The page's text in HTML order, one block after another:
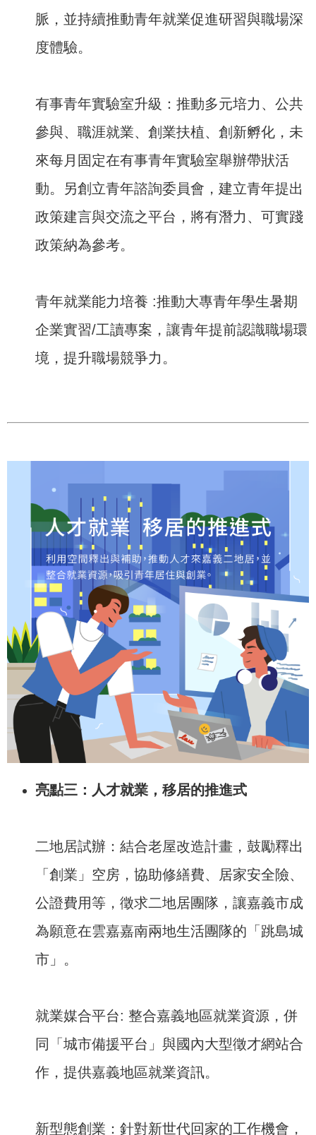
脈，並持續推動青年就業促進研習與職場深
度體驗。
有事青年實驗室升級：推動多元培力、公共
參與、職涯就業、創業扶植、創新孵化，未
來每月固定在有事青年實驗室舉辦帶狀活
動。另創立青年諮詢委員會，建立青年提出
政策建言與交流之平台，將有潛力、可實踐
政策納為參考。
青年就業能力培養 :推動大專青年學生暑期
企業實習/工讀專案，讓青年提前認識職場環
境，提升職場競爭力。
亮點三：人才就業，移居的推進式
二地居試辦：結合老屋改造計畫，鼓勵釋出
「創業」空房，協助修繕費、居家安全險、
公證費用等，徵求二地居團隊，讓嘉義市成
為願意在雲嘉嘉南兩地生活團隊的「跳島城
市」。
就業媒合平台: 整合嘉義地區就業資源，併
同「城市備援平台」與國內大型徵才網站合
作，提供嘉義地區就業資訊。
新型態創業：針對新世代回家的工作機會，